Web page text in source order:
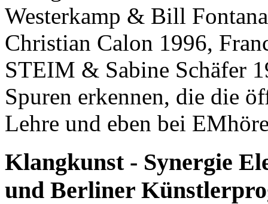
Westerkamp & Bill
Christian Calon 1996,
STEIM & Sabine Schäfer
Spuren erkennen, die die
Lehre und eben bei
Klangkunst - Synergie
und Berliner